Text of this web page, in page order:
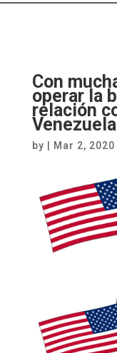
Con
operar la
relación
Venezuela
by Mar 2, 2020